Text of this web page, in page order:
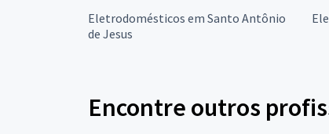
Eletrodomésticos em Santo Antônio
de Jesus
Encontre outros